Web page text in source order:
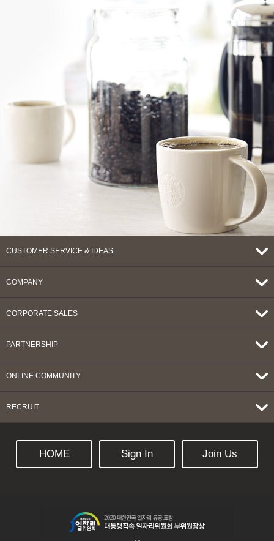
CUSTOMER SERVICE & IDEAS
COMPANY
CORPORATE SALES
PARTNERSHIP
ONLINE COMMUNITY
RECRUIT
HOME Sign In Join Us